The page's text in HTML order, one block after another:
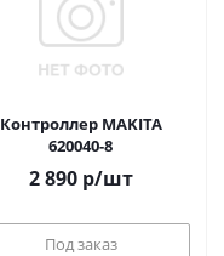
Контроллер MAKITA
620040-8
2 890р/шт
Под заказ